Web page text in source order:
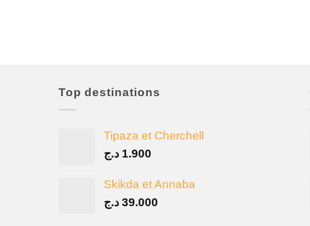
Top destinations
Tipaza et Cherchell
1.900 د.ج
Skikda et Annaba
39.000 د.ج